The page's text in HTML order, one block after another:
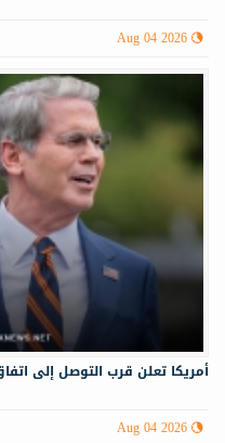
Aug 04 2026
أمريكا تعلن قرب التوصل إلى
Aug 04 2026